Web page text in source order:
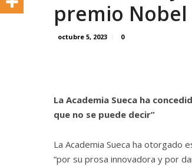
premio
octubre 5, 2023 0
La Academia Sueca ha
que no se puede decir”
La Academia Sueca ha otorgado
“por su prosa innovadora y por